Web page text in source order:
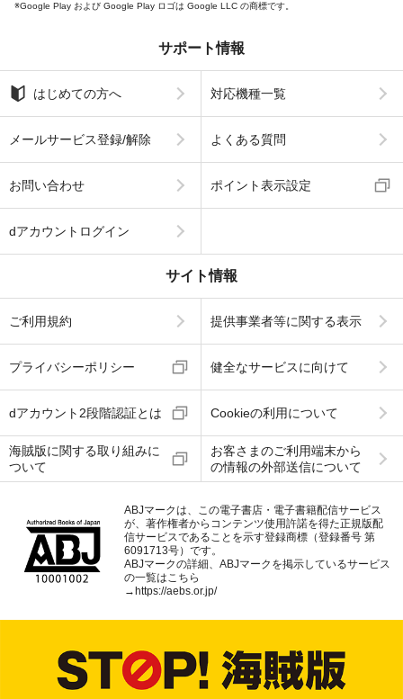
Google Play および Google Play ロゴは Google LLC の商標です。
サポート情報
はじめての方へ 対応機種一覧
メールサービス登録/解除 よくある質問
お問い合わせ ポイント表示設定
dアカウントログイン
サイト情報
ご利用規約 提供事業者等に関する表示
プライバシーポリシー 健全なサービスに向けて
dアカウント2段階認証とは Cookieの利用について
海賊版に関する取り組みに
ついて
お客さまのご利用端末から
の情報の外部送信について
ABJマークは、この電子書店・電子書籍配信サービス
が、著作権者からコンテンツ使用許諾を得た正規版配
信サービスであることを示す登録商標（登録番号 第
6091713号）です。
ABJマークの詳細、ABJマークを掲示しているサービス
の一覧はこちら
→ https://aebs.or.jp/